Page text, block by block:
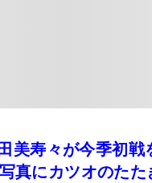
美寿々が今季初
真にカツオのた